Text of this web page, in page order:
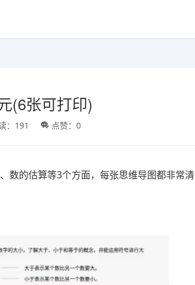
(6张可打印)
：191 点赞：0
数的估算等3个方面，每张思维导图都非常清